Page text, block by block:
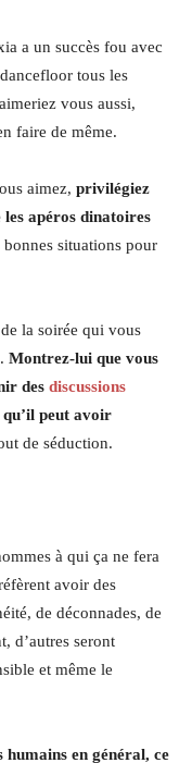
a un succès fou avec
tous les
vous aussi,
faire de même.
aimez, privilégiez
les apéros dinatoires
bonnes situations pour
la soirée qui vous
Montrez-lui que vous
des discussions
qu’il peut avoir
de séduction.
à qui ça ne fera
avoir des
de déconnades, de
d’autres seront
et même le
humains en général, ce